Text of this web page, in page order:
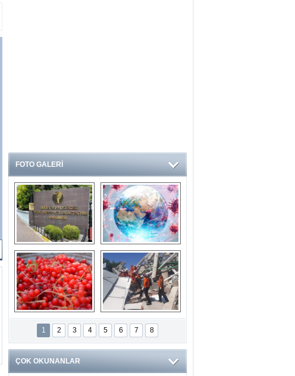
FOTO GALERİ
Ve burası da bir
devlet hastanesi
14 soruda
Koronavirüs
hakkında kendinizi
test edin...
Gilaburu meyvesi
kanserden koruyor
Endonezya’daki
deprem: Ölü sayısı
bin 203'e yükseldi
1 2 3 4 5 6 7 8
ÇOK OKUNANLAR